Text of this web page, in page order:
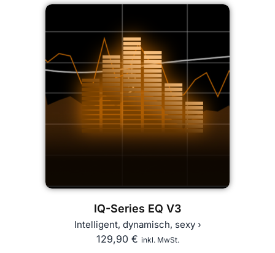
IQ-Series EQ V3
Intelligent, dynamisch, sexy ›
129,90 € inkl. MwSt.